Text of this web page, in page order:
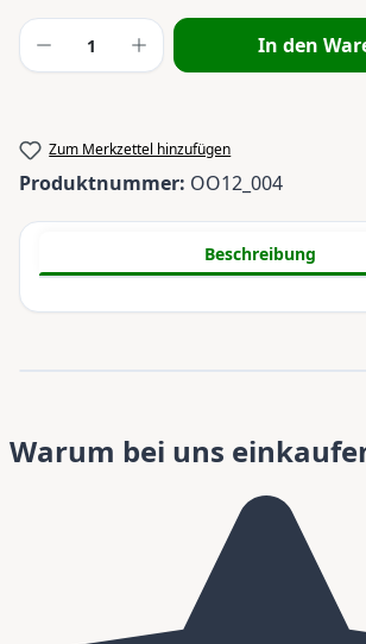
Produkt Anzahl: Gib den
In den
Zum Merkzettel hinzufügen
Produktnummer: OO12_004
Beschreibung
Warum bei uns